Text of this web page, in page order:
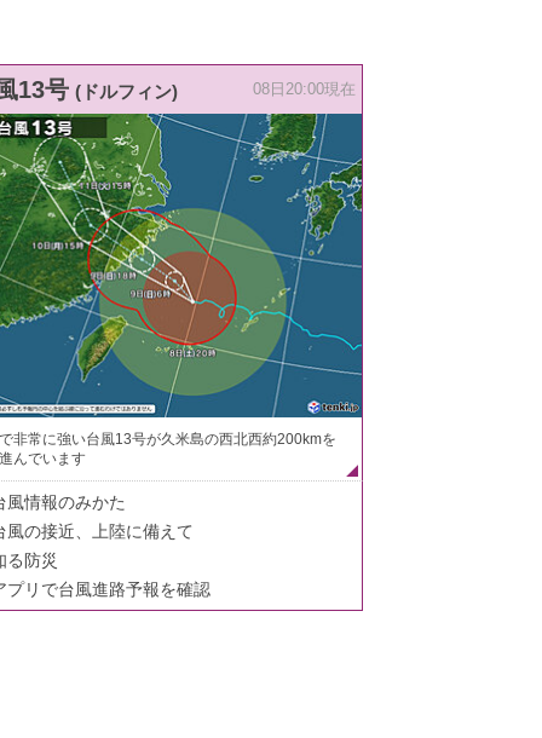
13号 (ドルフィン) 08日20:00現在
非常に強い台風13号が久米島の西北西約200kmを
んでいます
風情報のみかた
風の接近、上陸に備えて
る防災
プリで台風進路予報を確認